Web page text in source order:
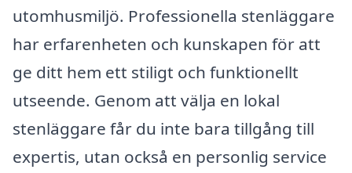
utomhusmiljö. Professionella stenläggare
har erfarenheten och kunskapen för att
ge ditt hem ett stiligt och funktionellt
utseende. Genom att välja en lokal
stenläggare får du inte bara tillgång till
expertis, utan också en personlig service